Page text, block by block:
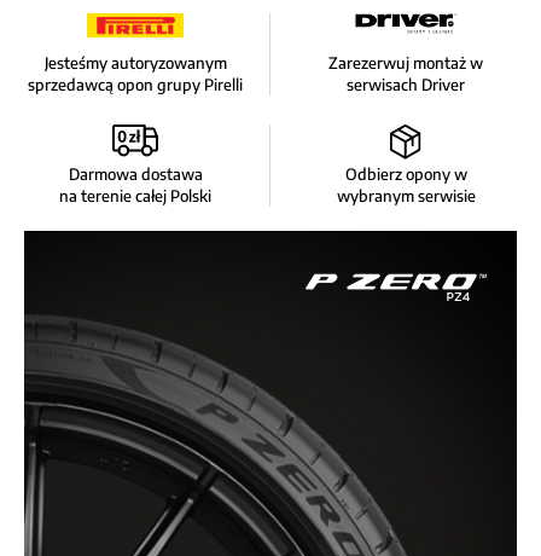
Jesteśmy autoryzowanym
sprzedawcą opon grupy Pirelli
Zarezerwuj montaż w
serwisach Driver
Darmowa dostawa
na terenie całej Polski
Odbierz opony w
wybranym serwisie